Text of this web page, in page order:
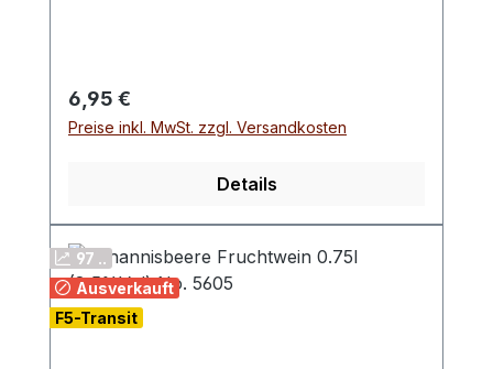
Dezente Süße. Tipp: Mit Orangenscheiben
erhitzen. Erfreut aber auch pur. Nicht
Regulärer Preis:
6,95 €
Preise inkl. MwSt. zzgl. Versandkosten
Details
97 ..
Ausverkauft
F5-Transit